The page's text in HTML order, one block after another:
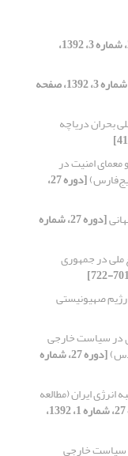
[دوره 27، شماره 3، 1392،
[دوره 27، شماره 3، 1392، صفحه
بحران دریاچه
معمای امنیت در
[دوره 27،
[دوره 27، شماره
در ‏جمهوری
صهیونیستی
در سیاست خارجی
[دوره 27، شماره
انرژی ایران ‏(مطالعه
[دوره 27، شماره 1، 1392،
سیاست خارجی